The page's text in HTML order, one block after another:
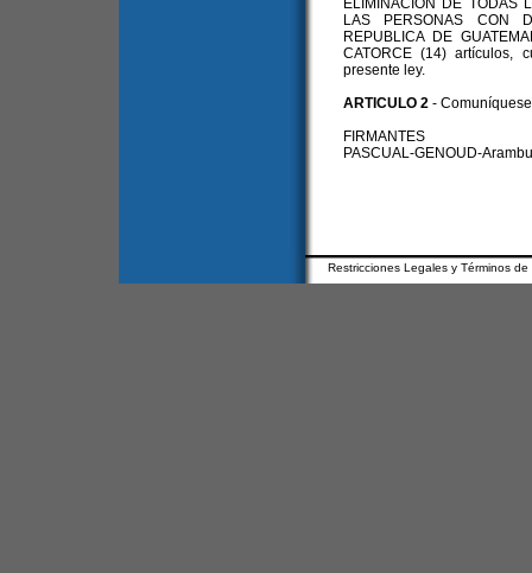
ELIMINACION DE TODAS
LAS PERSONAS CON
REPUBLICA DE
CATORCE (14) artículos,
presente ley.
ARTICULO 2-
FIRMANTES
PASCUAL-GENOUD-
Restricciones Legales y Términos de